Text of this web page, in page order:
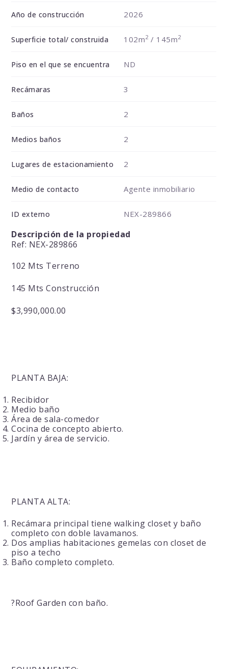
Año de construcción 2026
Superficie total/ construida 102m2/ 145m2
Piso en el que se encuentra ND
Recámaras 3
Baños 2
Medios baños 2
Lugares de estacionamiento 2
Medio de contacto Agente inmobiliario
ID externo NEX-289866
Descripción de la propiedad
Ref: NEX-289866
102 Mts Terreno
145 Mts Construcción
$3,990,000.00
PLANTA BAJA:
Recibidor
Medio baño
Área de sala-comedor
Cocina de concepto abierto.
Jardín y área de servicio.
PLANTA ALTA:
Recámara principal tiene walking closet y baño
completo con doble lavamanos.
Dos amplias habitaciones gemelas con closet de
piso a techo
Baño completo completo.
?Roof Garden con baño.